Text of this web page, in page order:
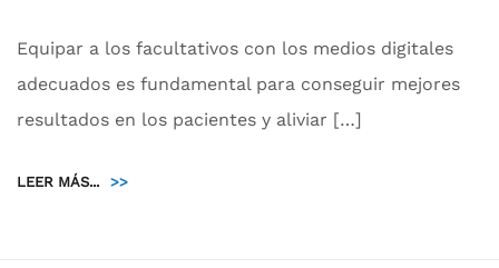
Equipar a los facultativos con los medios digitales
adecuados es fundamental para conseguir mejores
resultados en los pacientes y aliviar […]
LEER MÁS... >>